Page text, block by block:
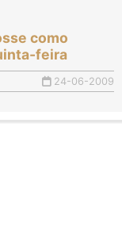
como
feira
24-06-2009